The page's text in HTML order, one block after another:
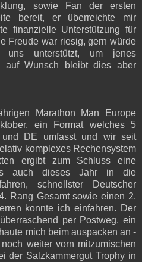
sowie Fan der ersten
bereit, er überreichte mir
finanzielle Unterstützung für
Freude war riesig, gern würde
unterstützt, um jenes
auf Wunsch bleibt dies aber
Marathon Man Europe
ein Format welches 5
DE umfasst und wir seit
komplexes Rechensystem
ergibt zum Schluss eine
auch dieses Jahr in die
schnellster Deutscher
Rang Gesamt sowie einen 2.
konnte ich einfahren. Der
per Postweg, ein
mich beim auspacken an -
weiter vorn mitzumischen
der Salzkammergut Trophy in